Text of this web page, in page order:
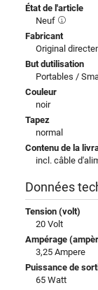
État de l'article
Neuf
Fabricant
Original
But dutilisation
Portables /
Couleur
noir
Tapez
normal
Contenu de la
incl. câble
Données
Tension (volt)
20 Volt
Ampérage
3,25 Ampere
Puissance de
65 Watt